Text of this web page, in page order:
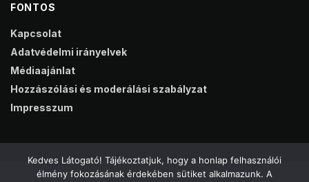
FONTOS
Kapcsolat
Adatvédelmi irányelvek
Médiaajánlat
Hozzászólási és moderálási szabályzat
Impresszum
Kedves Látogató! Tájékoztatjuk, hogy a honlap felhasználói
élmény fokozásának érdekében sütiket alkalmazunk. A